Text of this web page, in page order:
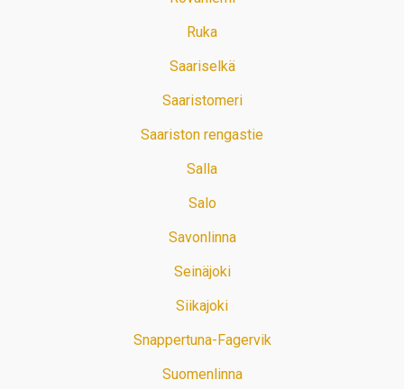
Ruka
Saariselkä
Saaristomeri
Saariston rengastie
Salla
Salo
Savonlinna
Seinäjoki
Siikajoki
Snappertuna-Fagervik
Suomenlinna